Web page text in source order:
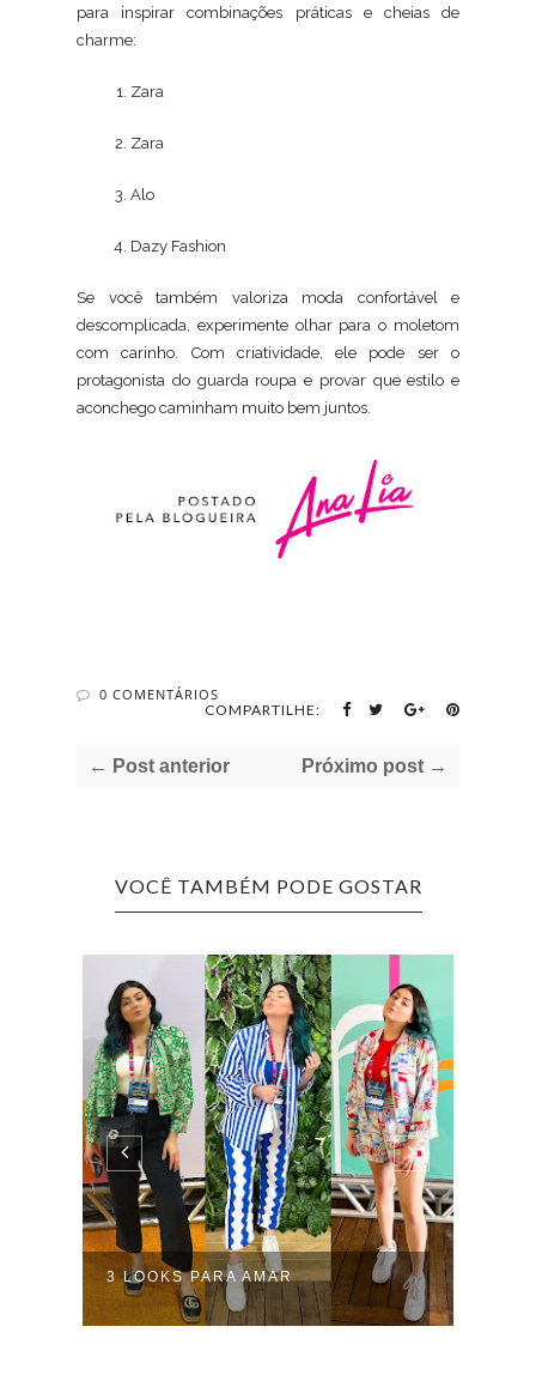
para inspirar combinações práticas e cheias de
charme:
Zara
Zara
Alo
Dazy Fashion
Se você também valoriza moda confortável e
descomplicada, experimente olhar para o moletom
com carinho. Com criatividade, ele pode ser o
protagonista do guarda roupa e provar que estilo e
aconchego caminham muito bem juntos.
0 COMENTÁRIOS
COMPARTILHE:
← Post anterior Próximo post →
VOCÊ TAMBÉM PODE GOSTAR
3 LOOKS PARA AMAR